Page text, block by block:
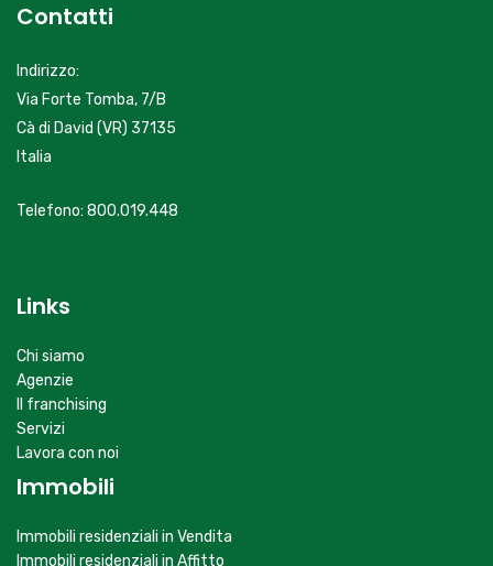
Contatti
Indirizzo:
Via Forte Tomba, 7/B
Cà di David (VR) 37135
Italia
Telefono: 800.019.448
Links
Chi siamo
Agenzie
Il franchising
Servizi
Lavora con noi
Immobili
Immobili residenziali in Vendita
Immobili residenziali in Affitto